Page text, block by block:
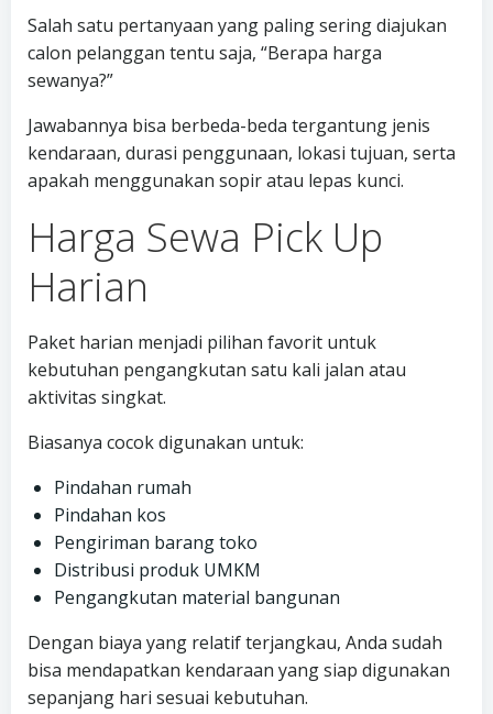
Salah satu pertanyaan yang paling sering diajukan
calon pelanggan tentu saja, “Berapa harga
sewanya?”
Jawabannya bisa berbeda-beda tergantung jenis
kendaraan, durasi penggunaan, lokasi tujuan, serta
apakah menggunakan sopir atau lepas kunci.
Harga Sewa Pick Up
Harian
Paket harian menjadi pilihan favorit untuk
kebutuhan pengangkutan satu kali jalan atau
aktivitas singkat.
Biasanya cocok digunakan untuk:
Pindahan rumah
Pindahan kos
Pengiriman barang toko
Distribusi produk UMKM
Pengangkutan material bangunan
Dengan biaya yang relatif terjangkau, Anda sudah
bisa mendapatkan kendaraan yang siap digunakan
sepanjang hari sesuai kebutuhan.